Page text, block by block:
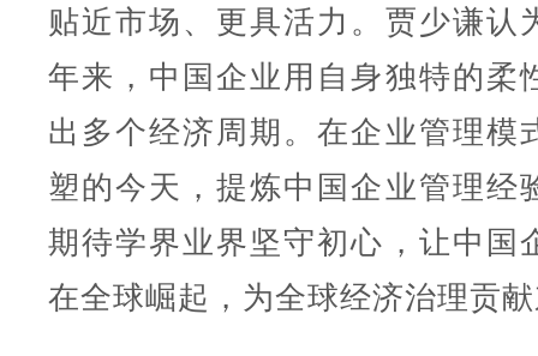
贴近市场、更具活力。贾少谦认
年来，中国企业用自身独特的柔
出多个经济周期。在企业管理模
塑的今天，提炼中国企业管理经
期待学界业界坚守初心，让中国
在全球崛起，为全球经济治理贡